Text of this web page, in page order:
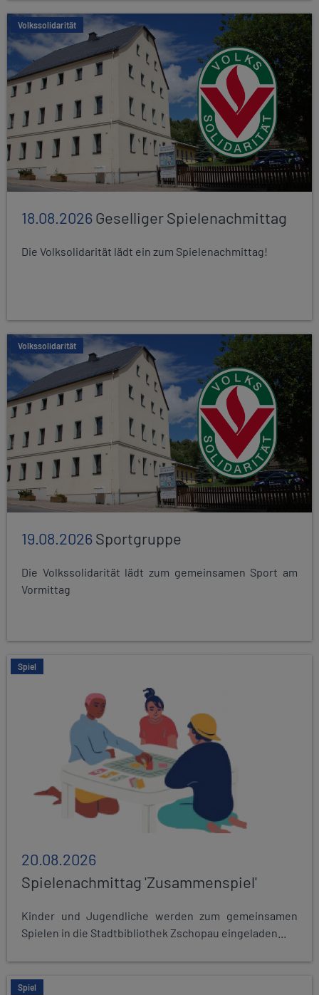
Volkssolidarität
18.08.2026Geselliger Spielenachmittag
Die Volksolidarität lädt ein zum Spielenachmittag!
Volkssolidarität
19.08.2026Sportgruppe
Die Volkssolidarität lädt zum gemeinsamen Sport am
Vormittag
Spiel
20.08.2026
Spielenachmittag 'Zusammenspiel'
Kinder und Jugendliche werden zum gemeinsamen
Spielen in die Stadtbibliothek Zschopau eingeladen...
Spiel